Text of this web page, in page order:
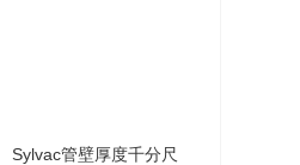
Sylvac管壁厚度千分尺